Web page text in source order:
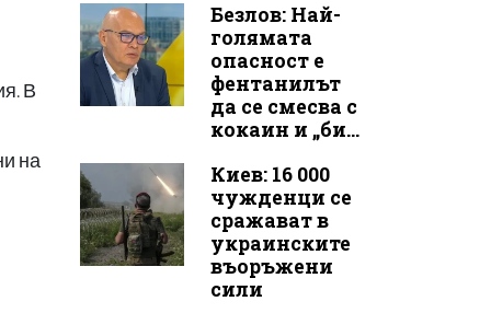
В
на
Безлов: Най-
голямата
опасност е
фентанилът
да се смесва с
кокаин и „би...
Киев: 16 000
чужденци се
сражават в
украинските
въоръжени
сили